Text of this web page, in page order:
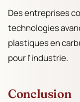
Des entreprises
technologies
plastiques en
pour l’industrie.
Conclusion